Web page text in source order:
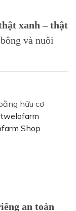
xanh – thật
và nuôi
hữu cơ
Shop
an toàn